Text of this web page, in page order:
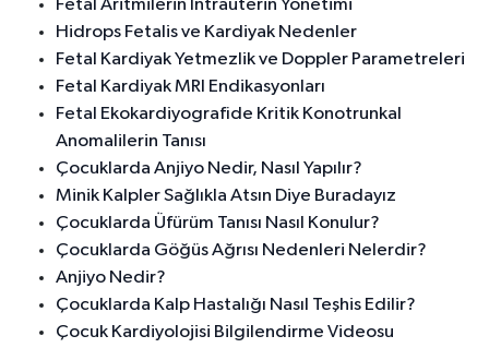
Fetal Aritmilerin İntrauterin Yönetimi
Hidrops Fetalis ve Kardiyak Nedenler
Fetal Kardiyak Yetmezlik ve Doppler Parametreleri
Fetal Kardiyak MRI Endikasyonları
Fetal Ekokardiyografide Kritik Konotrunkal
Anomalilerin Tanısı
Çocuklarda Anjiyo Nedir, Nasıl Yapılır?
Minik Kalpler Sağlıkla Atsın Diye Buradayız
Çocuklarda Üfürüm Tanısı Nasıl Konulur?
Çocuklarda Göğüs Ağrısı Nedenleri Nelerdir?
Anjiyo Nedir?
Çocuklarda Kalp Hastalığı Nasıl Teşhis Edilir?
Çocuk Kardiyolojisi Bilgilendirme Videosu